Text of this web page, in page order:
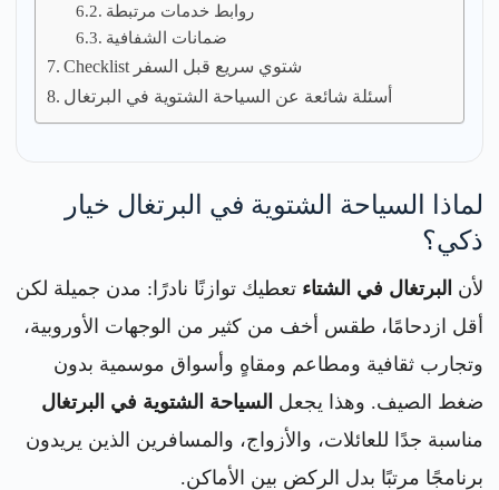
روابط خدمات مرتبطة
ضمانات الشفافية
Checklist شتوي سريع قبل السفر
أسئلة شائعة عن السياحة الشتوية في البرتغال
لماذا السياحة الشتوية في البرتغال خيار
ذكي؟
لأن البرتغال في الشتاء تعطيك توازنًا نادرًا: مدن جميلة لكن
أقل ازدحامًا، طقس أخف من كثير من الوجهات الأوروبية،
وتجارب ثقافية ومطاعم ومقاهٍ وأسواق موسمية بدون
ضغط الصيف. وهذا يجعل السياحة الشتوية في البرتغال
مناسبة جدًا للعائلات، والأزواج، والمسافرين الذين يريدون
برنامجًا مرتبًا بدل الركض بين الأماكن.